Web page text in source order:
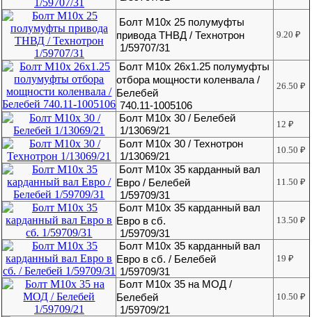
Болт М10х 25 полумуфты
привода ТНВД / Технотрон
1/59707/31
9.20₽
Болт М10х 26х1.25 полумуфты
отбора мощности коленвала /
Белебей
740.11-1005106
26.50₽
Болт М10х 30 / Белебей
1/13069/21
12₽
Болт М10х 30 / Технотрон
1/13069/21
10.50₽
Болт М10х 35 карданный вал
Евро / Белебей
1/59709/31
11.50₽
Болт М10х 35 карданный вал
Евро в сб.
1/59709/31
13.50₽
Болт М10х 35 карданный вал
Евро в сб. / Белебей
1/59709/31
19₽
Болт М10х 35 на МОД /
Белебей
1/59709/21
10.50₽